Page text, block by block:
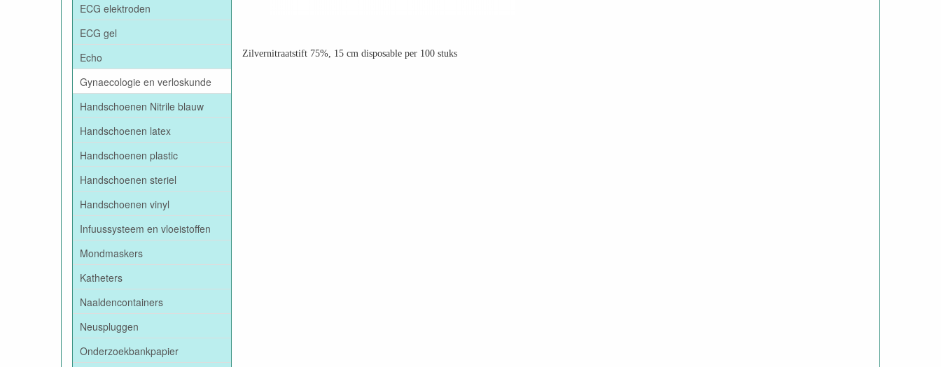
ECG elektroden
ECG gel
Echo
Gynaecologie en verloskunde
Handschoenen Nitrile blauw
Handschoenen latex
Handschoenen plastic
Handschoenen steriel
Handschoenen vinyl
Infuussysteem en vloeistoffen
Mondmaskers
Katheters
Naaldencontainers
Neuspluggen
Onderzoekbankpapier
Zilvernitraatstift 75%, 15 cm disposable per 100 stuks